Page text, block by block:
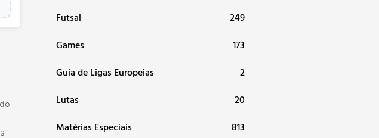
Futsal
249
Games
173
Guia de Ligas Europeias
2
Lutas
20
Matérias Especiais
813